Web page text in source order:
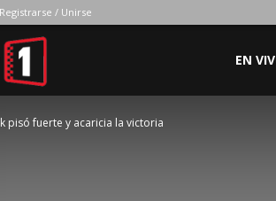
Registrarse / Unirse
Position
EN
pisó fuerte y acaricia la victoria